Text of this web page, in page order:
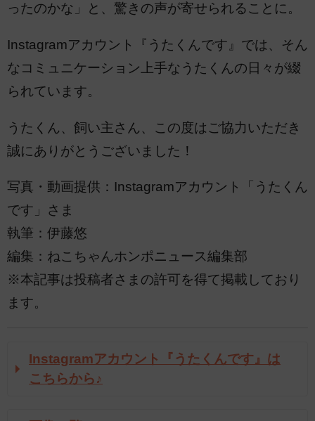
ったのかな」と、驚きの声が寄せられることに。
Instagramアカウント『うたくんです』では、そん
なコミュニケーション上手なうたくんの日々が綴
られています。
うたくん、飼い主さん、この度はご協力いただき
誠にありがとうございました！
写真・動画提供：Instagramアカウント「うたくん
です」さま
執筆：伊藤悠
編集：ねこちゃんホンポニュース編集部
※本記事は投稿者さまの許可を得て掲載しており
ます。
Instagramアカウント『うたくんです』は
こちらから♪